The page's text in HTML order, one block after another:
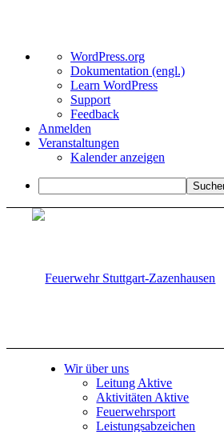
Über
WordPress
WordPress.org
Dokumentation (engl.)
Learn WordPress
Support
Feedback
Anmelden
Veranstaltungen
Kalender anzeigen
Suchen
Wir über uns
Leitung Aktive
Aktivitäten Aktive
Feuerwehrsport
Leistungsabzeichen